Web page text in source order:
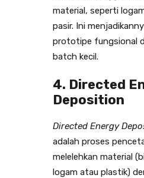
material, seperti
pasir. Ini
prototipe fungsional
batch kecil.
4. Directed
Deposition
Directed Energy
adalah proses
melelehkan material
logam atau plastik)